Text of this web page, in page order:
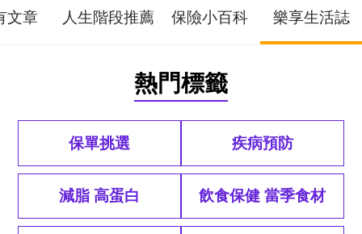
文章 人生階段推薦 保險小百科 樂享生活誌
熱門標籤
保單挑選 疾病預防
減脂 高蛋白 飲食保健 當季食材